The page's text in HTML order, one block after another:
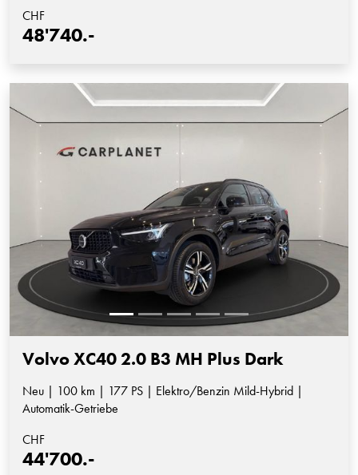
CHF
48'740.-
Volvo XC40 2.0 B3 MH Plus Dark
Neu | 100 km | 177 PS | Elektro/Benzin Mild-Hybrid |
Automatik-Getriebe
CHF
44'700.-